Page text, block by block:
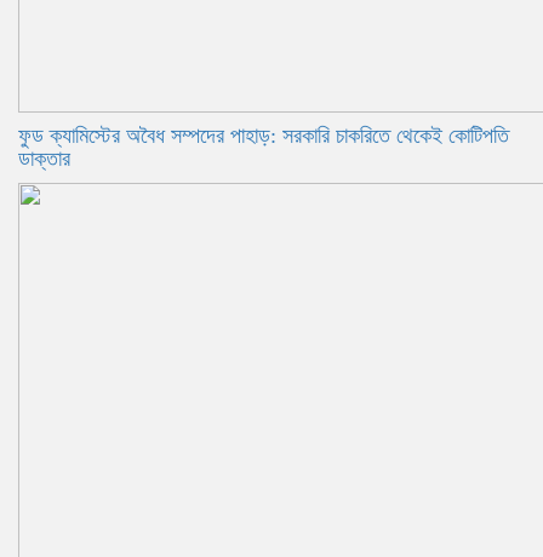
ফুড ক্যামিস্টের অবৈধ সম্পদের পাহাড়: সরকারি চাকরিতে থেকেই কোটিপতি
ডাক্তার